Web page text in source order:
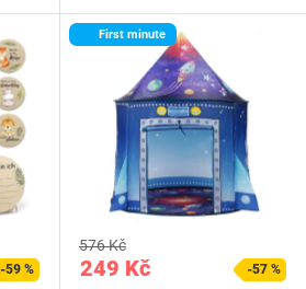
-59 %
First minute
249 Kč
576 Kč
-57 %